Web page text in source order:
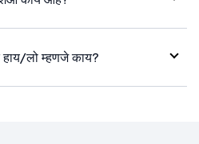
लो म्हणजे काय?